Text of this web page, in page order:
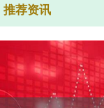
推荐资讯